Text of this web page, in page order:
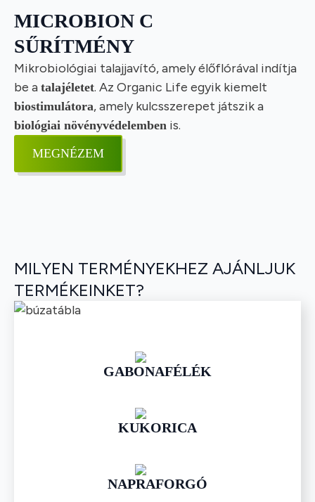
MICROBION C
SŰRÍTMÉNY
Mikrobiológiai talajjavító, amely élőflórával indítja
be a talajéletet. Az Organic Life egyik kiemelt
biostimulátora, amely kulcsszerepet játszik a
biológiai növényvédelemben is.
MEGNÉZEM
MILYEN TERMÉNYEKHEZ AJÁNLJUK
TERMÉKEINKET?
GABONAFÉLÉK
KUKORICA
NAPRAFORGÓ